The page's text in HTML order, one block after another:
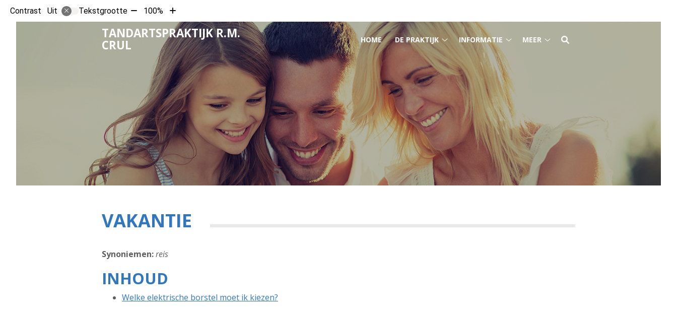
Contrast Uit Tekstgrootte Tekst
verkleinen
met
100%
Tekst
vergroten
met
10%
TANDARTSPRAKTIJK R.M.
CRUL HOOFDMENUHOME DE PRAKTIJK
De
praktijk
submenu
INFORMATIE
submenu
MEER
VAKANTIE
Synoniemen:reis
INHOUD
Welke elektrische borstel moet ik kiezen?